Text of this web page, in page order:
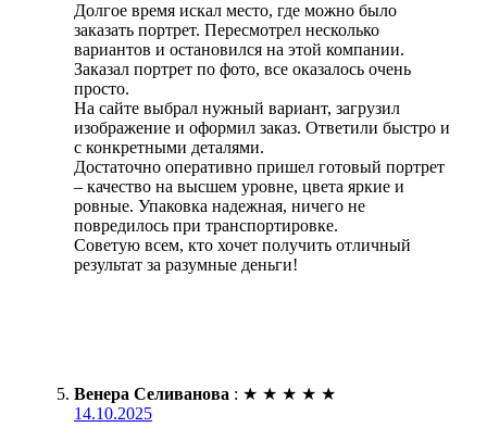
Долгое время искал место, где можно было
заказать портрет. Пересмотрел несколько
вариантов и остановился на этой компании.
Заказал портрет по фото, все оказалось очень
просто.
На сайте выбрал нужный вариант, загрузил
изображение и оформил заказ. Ответили быстро и
с конкретными деталями.
Достаточно оперативно пришел готовый портрет
– качество на высшем уровне, цвета яркие и
ровные. Упаковка надежная, ничего не
повредилось при транспортировке.
Советую всем, кто хочет получить отличный
результат за разумные деньги!
Венера Селиванова : ★ ★ ★ ★ ★
14.10.2025